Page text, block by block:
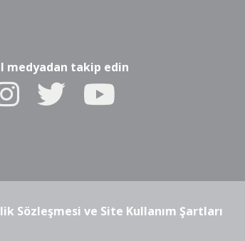
medyadan takip edin
Sözleşmesi ve Site Kullanım Şartları